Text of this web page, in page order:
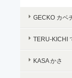
GECKO カベ
TERU-KICHI
KASA かさ